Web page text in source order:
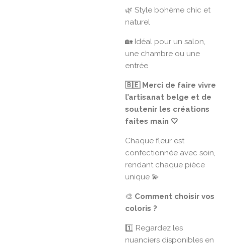
🌿 Style bohème chic et
naturel
🏡 Idéal pour un salon,
une chambre ou une
entrée
🇧🇪 Merci de faire vivre
l’artisanat belge et de
soutenir les créations
faites main 🤍
Chaque fleur est
confectionnée avec soin,
rendant chaque pièce
unique 💫
🎨 Comment choisir vos
coloris ?
1️⃣ Regardez les
nuanciers disponibles en